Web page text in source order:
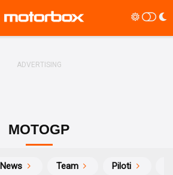
MOTOGP
News Team Piloti